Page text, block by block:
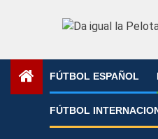
FÚTBOL ESPAÑOL
FÚTBOL
»